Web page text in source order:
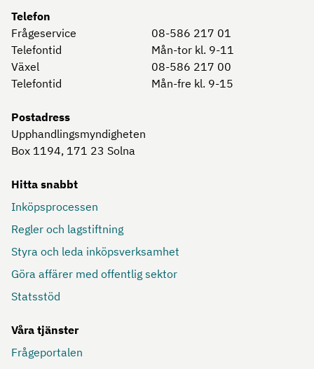
Telefon
Frågeservice
08-586 217 01
Telefontid
Mån-tor kl. 9-11
Växel
08-586 217 00
Telefontid
Mån-fre kl. 9-15
Postadress
Upphandlingsmyndigheten
Box 1194, 171 23 Solna
Hitta snabbt
Inköpsprocessen
Regler och lagstiftning
Styra och leda inköpsverksamhet
Göra affärer med offentlig sektor
Statsstöd
Våra tjänster
Frågeportalen